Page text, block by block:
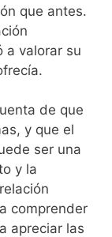
que antes.
a valorar su
de que
y que el
ser una
y la
comprender
apreciar las